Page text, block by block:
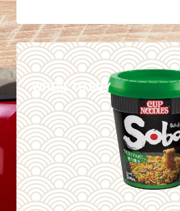
WHERE TO BUY
DETAILS